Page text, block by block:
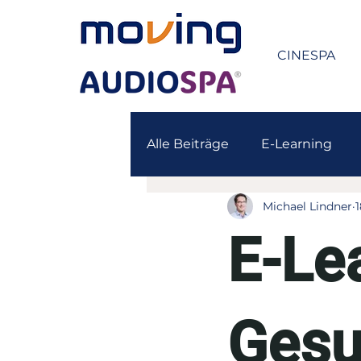
CINESPA
Alle Beiträge E-Learning
E-
Michael Lindner